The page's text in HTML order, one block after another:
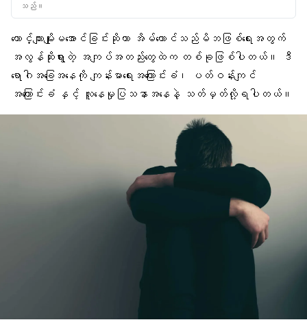
သည်။
ယောင်္ကျားမျိုးမအောင်ခြင်းဆိုတာ အိမ်ထောင်သည်မိဘဖြစ်ရေးအတွက်
အလွန်ဆိုးရွားတဲ့ အကျပ်အတည်းတွေထဲက တစ်ခုဖြစ်ပါတယ်။ ဒီ
ရောဂါအခြေအနေကို ကျန်းမာရေးအကြောင်းခံ၊ ပတ်ဝန်းကျင်
အကြောင်းခံ နှင့် လူနေမှုပြသနာအနေနဲ့ သတ်မှတ်လို့ရပါတယ်။